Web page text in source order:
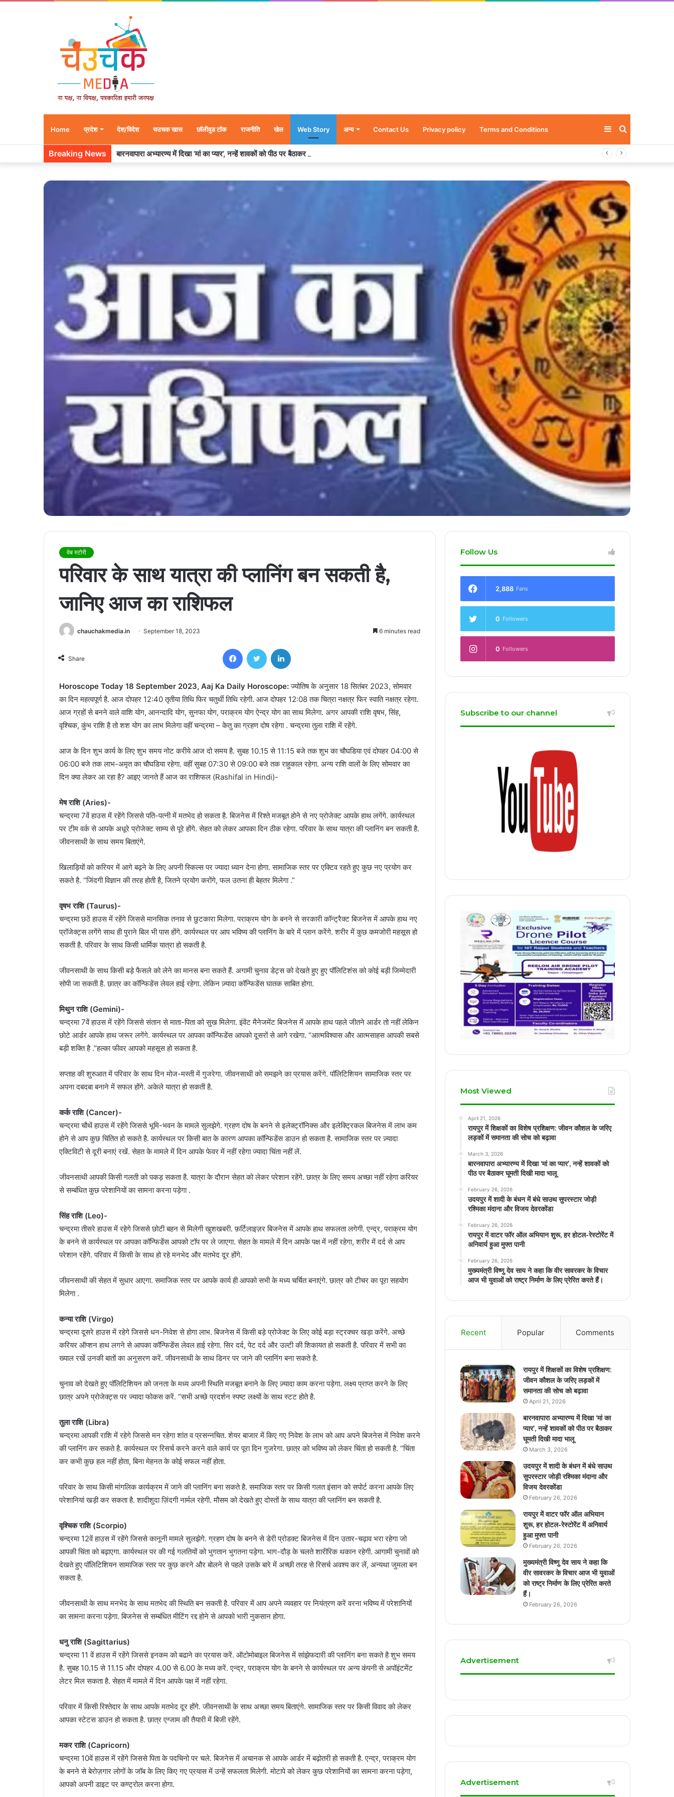
Home प्रदेश देश/विदेश चउचक खास छॉलीवुड टॉक राजनीति खेल Web Story अन्य Contact Us Privacy policy Terms and Conditions Sidebar
Breaking News बारनवापारा अभ्यारण्य में दिखा ‘मां का प्यार’, नन्हें शावकों को पीठ पर बैठाकर घूमती दिखी मादा भालू
वेब स्टोरी
परिवार के साथ यात्रा की प्लानिंग बन सकती है,
जानिए आज का राशिफल
chauchakmedia.in September 18, 2023 6 minutes read
Share
FacebookTwitter
Horoscope Today 18 September 2023, Aaj Ka Daily Horoscope:ज्योतिष के अनुसार 18 सितंबर 2023, सोमवार
का दिन महत्वपूर्ण है. आज दोपहर 12:40 तृतीया तिथि फिर चतुर्थी तिथि रहेगी. आज दोपहर 12:08 तक चित्रा नक्षत्र फिर स्वाति नक्षत्र रहेगा.
आज ग्रहों से बनने वाले वाशि योग, आनन्दादि योग, सुनफा योग, पराक्रम योग ऐन्द्र योग का साथ मिलेगा. अगर आपकी राशि वृषभ, सिंह,
वृश्चिक, कुंभ राशि है तो शश योग का लाभ मिलेगा वहीं चन्द्रमा – केतु का ग्रहण दोष रहेगा . चन्द्रमा तुला राशि में रहेंगे.
आज के दिन शुभ कार्य के लिए शुभ समय नोट करीये आज दो समय है. सुबह 10.15 से 11:15 बजे तक शुभ का चौघडिया एवं दोपहर 04:00 से
06:00 बजे तक लाभ-अमृत का चौघडिया रहेगा. वहीं सुबह 07:30 से 09:00 बजे तक राहुकाल रहेगा. अन्य राशि वालों के लिए सोमवार का
दिन क्या लेकर आ रहा है? आइए जानते हैं आज का राशिफल (Rashifal in Hindi)-
मेष राशि (Aries)-
चन्द्रमा 7वें हाउस में रहेंगे जिससे पति-पत्नी में मतभेद हो सकता है. बिजनेस में रिश्ते मजबूत होने से नए प्रोजेक्ट आपके हाथ लगेंगे. कार्यस्थल
पर टीम वर्क से आपके अधूरे प्रोजेक्ट साम्य से पूरे होंगे. सेहत को लेकर आपका दिन ठीक रहेगा. परिवार के साथ यात्रा की प्लानिंग बन सकती है.
जीवनसाथी के साथ समय बिताएंगे.
खिलाड़ियों को करियर में आगे बढ़ने के लिए अपनी स्किल्स पर ज्यादा ध्यान देना होगा. सामाजिक स्तर पर एक्टिव रहते हुए कुछ नए प्रयोग कर
सकते है. “जिंदगी विज्ञान की तरह होती है, जितने प्रयोग करोंगे, फल उतना ही बेहतर मिलेगा .”
वृषभ राशि (Taurus)-
चन्द्रमा छठें हाउस में रहेंगे जिससे मानसिक तनाव से छुटकारा मिलेगा. पराक्रम योग के बनने से सरकारी कॉन्ट्रैक्ट बिजनेस में आपके हाथ नए
प्रॉजेक्ट्स लगेंगे साथ ही पुराने बिल भी पास होंगे. कार्यस्थल पर आप भविष्य की प्लानिंग के बारे में प्लान करेंगे. शरीर में कुछ कमजोरी महसूस हो
सकती है. परिवार के साथ किसी धार्मिक यात्रा हो सकती है.
जीवनसाथी के साथ किसी बड़े फैसले को लेने का मानस बना सकते हैं. अगामी चुनाव डेट्स को देखते हुए हुए पॉलिटिशंस को कोई बड़ी जिम्मेदारी
सोपी जा सकती है. छात्र का कॉन्फिडेंस लेवल हाई रहेगा. लेकिन ज़्यादा कॉन्फिडेंस घातक साबित होगा.
मिथुन राशि (Gemini)-
चन्द्रमा 7वें हाउस में रहेंगे जिससे संतान से माता-पिता को सुख मिलेगा. इंवेंट मैनेजमेंट बिजनेस में आपके हाथ पहले जीतने आर्डर तो नहीं लेकिन
छोटे आर्डर आपके हाथ जरूर लगेंगे. कार्यस्थल पर आपका कॉन्फिडेंस आपको दूसरों से आगे रखेगा. “आत्मविश्वास और आत्मसाहस आपकी सबसे
बड़ी शक्ति है .”हल्का फीवर आपको महसूस हो सकता है.
सप्ताह की शुरुआत में परिवार के साथ दिन मोज-मस्ती में गुजरेगा. जीवनसाथी को समझने का प्रयास करेंगे. पॉलिटिशियन सामाजिक स्तर पर
अपना दबदबा बनाने में सफल होंगे. अकेले यात्रा हो सकती है.
कर्क राशि (Cancer)-
चन्द्रमा चौथें हाउस में रहेंगे जिससे भूमि-भवन के मामले सुलझेगे. ग्रहण दोष के बनने से इलेक्ट्रॉनिक्स और इलेक्ट्रिकल बिजनेस में लाभ कम
होने से आप कुछ चिंतित हो सकते है. कार्यस्थल पर किसी बात के कारण आपका कॉन्फिडेंस डाउन हो सकता है. सामाजिक स्तर पर ज़्यादा
एक्टिविटी से दूरी बनाएं रखें. सेहत के मामले में दिन आपके फेवर में नहीं रहेगा ज्यादा चिंता नहीं लें.
जीवनसाथी आपकी किसी गलती को पकड़ सकता है. यात्रा के दौरान सेहत को लेकर परेशान रहेंगे. छात्र के लिए समय अच्छा नहीं रहेगा करियर
से सम्बंधित कुछ परेशानियों का सामना करना पड़ेगा .
सिंह राशि (Leo)-
चन्द्रमा तीसरे हाउस में रहेगे जिससे छोटी बहन से मिलेगी खुशखबरी. फ़र्टिलाइज़र बिजनेस में आपके हाथ सफलता लगेगी. एन्द्र, पराक्रम योग
के बनने से कार्यस्थल पर आपका कॉन्फिडेंस आपको टॉप पर ले जाएगा. सेहत के मामले में दिन आपके पक्ष में नहीं रहेगा, शरीर में दर्द से आप
परेशान रहेंगे. परिवार में किसी के साथ हो रहे मनभेद और मतभेद दूर होंगे.
जीवनसाथी की सेहत में सुधार आएगा. समाजिक स्तर पर आपके कार्य ही आपको सभी के मध्य चर्चित बनाएंगे. छात्र को टीचर का पूरा सहयोग
मिलेगा .
कन्या राशि (Virgo)
चन्द्रमा दूसरे हाउस में रहेगे जिससे धन-निवेश से होगा लाभ. बिजनेस में किसी बड़े प्रोजेक्ट के लिए कोई बड़ा स्ट्रक्चर खड़ा करेंगे. अच्छे
करियर ऑप्शन हाथ लगने से आपका कॉन्फिडेंस लेवल हाई रहेगा. सिर दर्द, पेट दर्द और उल्टी की शिकायत हो सकती है. परिवार में सभी का
ख्याल रखें उनकी बातों का अनुसरण करें. जीवनसाथी के साथ डिनर पर जाने की प्लानिंग बना सकते है.
चुनाव को देखते हुए पॉलिटिशियन को जनता के मध्य अपनी स्थिति मजबूत बनाने के लिए ज़्यादा काम करना पड़ेगा. लक्ष्य प्राप्त करने के लिए
छात्र अपने प्रोजेक्ट्स पर ज्यादा फोकस करें. “सभी अच्छे प्रदर्शन स्पष्ट लक्ष्यों के साथ स्टट होते है.
तुला राशि (Libra)
चन्द्रमा आपकी राशि में रहेगे जिससे मन रहेगा शांत व प्रसन्नचित. शेयर बाजार में किए गए निवेश के लाभ को आप अपने बिजनेस में निवेश करने
की प्लानिंग कर सकते है. कार्यस्थल पर रिसर्च करने करने वाले कार्य पर पूरा दिन गुजरेगा. छात्र को भविष्य को लेकर चिंता हो सकती है. “चिंता
कर कभी कुछ हल नहीं होता, बिना मेहनत के कोई सफल नहीं होता.
परिवार के साथ किसी मांगलिक कार्यक्रम में जाने की प्लानिंग बना सकते है. समाजिक स्तर पर किसी गलत इंसान को सपोर्ट करना आपके लिए
परेशानियां खड़ी कर सकता है. शादीशुदा ज़िंदगी नार्मल रहेगी. मौसम को देखते हुए दोस्तों के साथ यात्रा की प्लानिंग बन सकती है.
वृश्चिक राशि (Scorpio)
चन्द्रमा 12वें हाउस में रहेंगे जिससे कानूनी मामले सुलझेगे. ग्रहण दोष के बनने से डेरी प्रोडक्ट बिजनेस में दिन उतार-चढ़ाव भरा रहेगा जो
आपकी चिंता को बढ़ाएगा. कार्यस्थल पर की गई गलतियों को भुगतान भुगतना पड़ेगा. भाग-दौड़ के चलते शारीरिक थकान रहेगी. आगामी चुनावों को
देखते हुए पॉलिटिशियन सामाजिक स्तर पर कुछ करने और बोलने से पहले उसके बारे में अच्छी तरह से रिसर्च अवश्य कर लें, अन्यथा जुमला बन
सकता है.
जीवनसाथी के साथ मनभेद के साथ मतभेद की स्थिति बन सकती है. परिवार में आप अपने व्यवहार पर नियंत्रण करें वरना भविष्य में परेशानियों
का सामना करना पड़ेगा. बिजनेस से सम्बंधित मीटिंग रद्द होने से आपको भारी नुकसान होगा.
धनु राशि (Sagittarius)
चन्द्रमा 11 वें हाउस में रहेंगे जिससे इनकम को बढाने का प्रयास करें. ऑटोमोबाइल बिजनेस में सांझेफदारी की प्लानिंग बना सकते है शुभ समय
है. सुबह 10.15 से 11.15 और दोपहर 4.00 से 6.00 के मध्य करें. एन्द्र, पराक्रम योग के बनने से कार्यस्थल पर अन्य कंपनी से अपॉइंटमेंट
लेटर मिल सकता है. सेहत में मामले में दिन आपके पक्ष में नहीं रहेगा.
परिवार में किसी रिश्तेदार के साथ आपके मतभेद दूर होंगे. जीवनसाथी के साथ अच्छा समय बिताएंगे. सामाजिक स्तर पर किसी विवाद को लेकर
आपका स्टेटस डाउन हो सकता है. छात्र एग्जाम की तैयारी में बिजी रहेंगे.
मकर राशि (Capricorn)
चन्द्रमा 10वें हाउस में रहेंगे जिससे पिता के पदचिनो पर चले. बिजनेस में अचानक से आपके आर्डर में बढ़ोतरी हो सकती है. एन्द्र, पराक्रम योग
के बनने से बेरोज़गार लोगों के जॉब के लिए किए गए प्रयास में उन्हें सफलता मिलेगी. मोटापे को लेकर कुछ परेशानियों का सामना करना पड़ेगा,
आपको अपनी डाइट पर कण्ट्रोल करना होगा.
Follow Us
2,888 Fans
0 Followers
0 Followers
Subscribe to our channel
Most Viewed
April 21, 2026
रायपुर में शिक्षकों का विशेष प्रशिक्षण: जीवन कौशल के जरिए
लड़कों में समानता की सोच को बढ़ावा
March 3, 2026
बारनवापारा अभ्यारण्य में दिखा ‘मां का प्यार’, नन्हें शावकों को
पीठ पर बैठाकर घूमती दिखी मादा भालू
February 26, 2026
उदयपुर में शादी के बंधन में बंधे साउथ सुपरस्टार जोड़ी
रश्मिका मंदाना और विजय देवरकोंडा
February 26, 2026
रायपुर में वाटर फॉर ऑल अभियान शुरू, हर होटल-रेस्टोरेंट में
अनिवार्य हुआ मुफ्त पानी
February 26, 2026
मुख्यमंत्री विष्णु देव साय ने कहा कि वीर सावरकर के विचार
आज भी युवाओं को राष्ट्र निर्माण के लिए प्रेरित करते हैं।
Recent Popular Comments
रायपुर में शिक्षकों का विशेष प्रशिक्षण:
जीवन कौशल के जरिए लड़कों में
समानता की सोच को बढ़ावा
April 21, 2026
बारनवापारा अभ्यारण्य में दिखा ‘मां का
प्यार’, नन्हें शावकों को पीठ पर बैठाकर
घूमती दिखी मादा भालू
March 3, 2026
उदयपुर में शादी के बंधन में बंधे साउथ
सुपरस्टार जोड़ी रश्मिका मंदाना और
विजय देवरकोंडा
February 26, 2026
रायपुर में वाटर फॉर ऑल अभियान
शुरू, हर होटल-रेस्टोरेंट में अनिवार्य
हुआ मुफ्त पानी
February 26, 2026
मुख्यमंत्री विष्णु देव साय ने कहा कि
वीर सावरकर के विचार आज भी युवाओं
को राष्ट्र निर्माण के लिए प्रेरित करते
हैं।
February 26, 2026
Advertisement
Advertisement